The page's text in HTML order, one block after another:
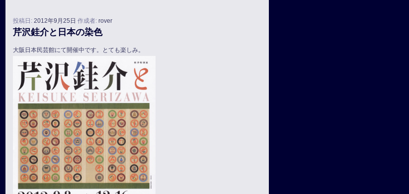
投稿日: 2012年9月25日 作成者: rover
芹沢銈介と日本の染色
大阪日本民芸館にて開催中です。とても楽しみ。